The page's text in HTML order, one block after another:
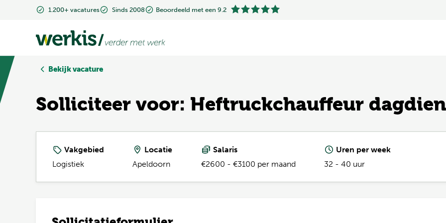
1.200+ vacatures Sinds 2008 Beoordeeld met een 9.2
1.200+ vacatures Sinds 2008 Beoordeeld met een 9.2
Bekijk vacature
Solliciteer voor: Heftruckchauffeur
Vakgebied
Logistiek
Locatie
Apeldoorn
Salaris
€2600 - €3100 per maand
Uren per week
32 - 40 uur